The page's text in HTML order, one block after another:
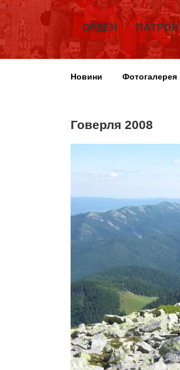
ОРДЕН ПАТРОН
Новини Фотогалерея
Говерля 2008